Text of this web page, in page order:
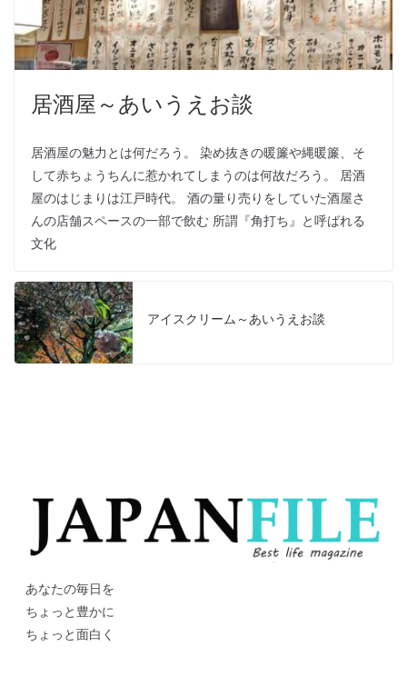
居酒屋～あいうえお談
居酒屋の魅力とは何だろう。 染め抜きの暖簾や縄暖簾、そ
して赤ちょうちんに惹かれてしまうのは何故だろう。 居酒
屋のはじまりは江戸時代。 酒の量り売りをしていた酒屋さ
んの店舗スペースの一部で飲む 所謂『角打ち』と呼ばれる
文化
アイスクリーム～あいうえお談
あなたの毎日を
ちょっと豊かに
ちょっと面白く